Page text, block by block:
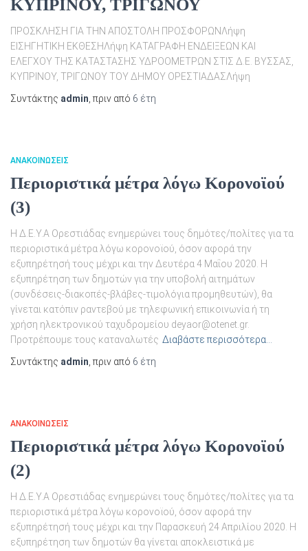
ΚΥΠΡΙΝΟΥ, ΤΡΙΓΩΝΟΥ
ΠΡΟΣΚΛΗΣΗ ΓΙΑ ΤΗΝ ΑΠΟΣΤΟΛΗ ΠΡΟΣΦΟΡΩΝΛήψη
ΕΙΣΗΓΗΤΙΚΗ ΕΚΘΕΣHΛήψη ΚΑΤΑΓΡΑΦΗ ΕΝΔΕΙΞΕΩΝ ΚΑΙ
ΕΛΕΓΧΟΥ ΤΗΣ ΚΑΤΑΣΤΑΣΗΣ ΥΔΡΟΟΜΕΤΡΩΝ ΣΤΙΣ Δ.Ε. ΒΥΣΣΑΣ,
ΚΥΠΡΙΝΟΥ, ΤΡΙΓΩΝΟΥ ΤΟΥ ΔΗΜΟΥ ΟΡΕΣΤΙΑΔΑΣΛήψη
Συντάκτης admin , πριν από 6 έτη
ΑΝΑΚΟΙΝΏΣΕΙΣ
Περιοριστικά μέτρα λόγω Κορονοϊού
(3)
Η Δ.Ε.Υ.Α Ορεστιάδας ενημερώνει τους δημότες/πολίτες για τα
περιοριστικά μέτρα λόγω κορονοϊού, όσον αφορά την
εξυπηρέτησή τους μέχρι και την Δευτέρα 4 Μαΐου 2020. Η
εξυπηρέτηση των δημοτών για την υποβολή αιτημάτων
(συνδέσεις-διακοπές-βλάβες-τιμολόγια προμηθευτών), θα
γίνεται κατόπιν ραντεβού με τηλεφωνική επικοινωνία ή τη
χρήση ηλεκτρονικού ταχυδρομείου deyaor@otenet.gr.
Προτρέπουμε τους καταναλωτές Διαβάστε περισσότερα…
Συντάκτης admin , πριν από 6 έτη
ΑΝΑΚΟΙΝΏΣΕΙΣ
Περιοριστικά μέτρα λόγω Κορονοϊού
(2)
Η Δ.Ε.Υ.Α Ορεστιάδας ενημερώνει τους δημότες/πολίτες για τα
περιοριστικά μέτρα λόγω κορονοϊού, όσον αφορά την
εξυπηρέτησή τους μέχρι και την Παρασκευή 24 Απριλίου 2020. Η
εξυπηρέτηση των δημοτών θα γίνεται αποκλειστικά με